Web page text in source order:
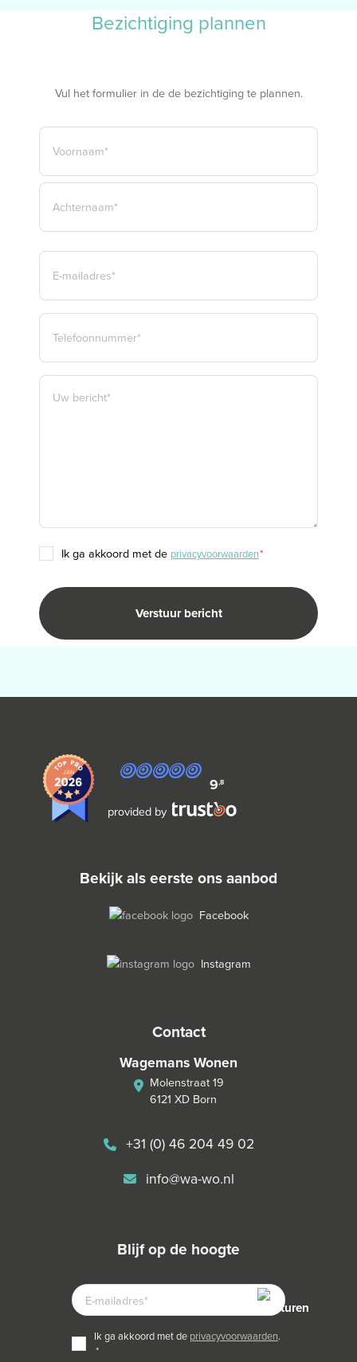
Bezichtiging plannen
Vul het formulier in de de bezichtiging te plannen.
NAAM
VOORNAAM*
E-
MAILADRES
TELEFOON
BERICHT
TOESTEMMING
ik ga akkoord met de privacyvoorwaarden*
9,8
provided by
bekijk als eerste ons aanbod
Facebook
Instagram
contact
Wagemans Wonen
Molenstraat 19
6121 XD Born
+31 (0) 46 204 49 02
info@wa-wo.nl
blijf op de hoogte
E-
MAILADRES
TOESTEMMING
*
ik ga akkoord met de privacyvoorwaarden.
*